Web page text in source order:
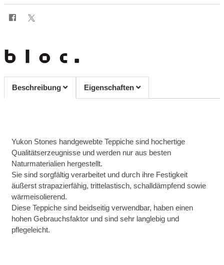
Beschreibung Eigenschaften
Yukon Stones handgewebte Teppiche sind hochertige
Qualitätserzeugnisse und werden nur aus besten
Naturmaterialien hergestellt.
Sie sind sorgfältig verarbeitet und durch ihre Festigkeit
äußerst strapazierfähig, trittelastisch, schalldämpfend sowie
wärmeisolierend.
Diese Teppiche sind beidseitig verwendbar, haben einen
hohen Gebrauchsfaktor und sind sehr langlebig und
pflegeleicht.